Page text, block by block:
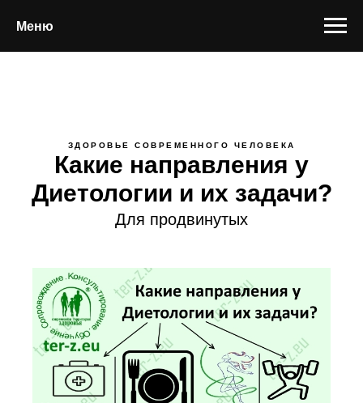
Меню
ЗДОРОВЬЕ СОВРЕМЕННОГО ЧЕЛОВЕКА
Какие направления у
Диетологии и их задачи?
Для продвинутых